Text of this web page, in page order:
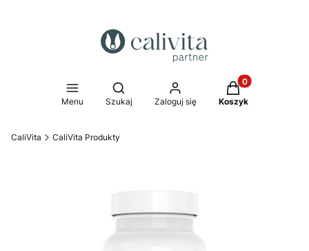
Menu
Otwórz wyszukiwarkę
Szukaj Zaloguj się
Produkty w
Koszyk
CaliVita CaliVita Produkty